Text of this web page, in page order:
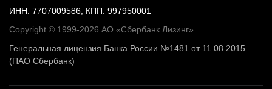
ИНН: 7707009586, КПП: 997950001
Copyright © 1999-2026 АО «Сбербанк Лизинг»
Генеральная лицензия Банка России №1481 от 11.08.2015
(ПАО Сбербанк)